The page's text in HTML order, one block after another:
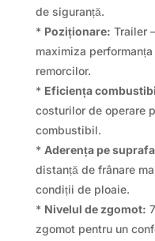
de siguranță.
* Poziționare: Trailer
maximiza
remorcilor.
* Eficiența
costurilor de operare
combustibil.
* Aderența pe
distanță de frânare
condiții de ploaie.
* Nivelul de zgomot:
zgomot pentru un